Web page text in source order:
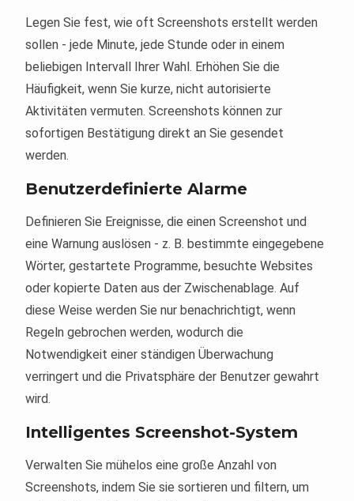
Legen Sie fest, wie oft Screenshots erstellt werden
sollen - jede Minute, jede Stunde oder in einem
beliebigen Intervall Ihrer Wahl. Erhöhen Sie die
Häufigkeit, wenn Sie kurze, nicht autorisierte
Aktivitäten vermuten. Screenshots können zur
sofortigen Bestätigung direkt an Sie gesendet
werden.
Benutzerdefinierte Alarme
Definieren Sie Ereignisse, die einen Screenshot und
eine Warnung auslösen - z. B. bestimmte eingegebene
Wörter, gestartete Programme, besuchte Websites
oder kopierte Daten aus der Zwischenablage. Auf
diese Weise werden Sie nur benachrichtigt, wenn
Regeln gebrochen werden, wodurch die
Notwendigkeit einer ständigen Überwachung
verringert und die Privatsphäre der Benutzer gewahrt
wird.
Intelligentes Screenshot-System
Verwalten Sie mühelos eine große Anzahl von
Screenshots, indem Sie sie sortieren und filtern, um